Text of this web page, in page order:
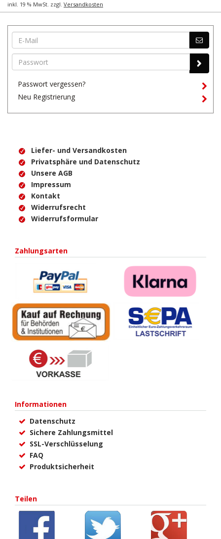
inkl. 19 % MwSt. zzgl. Versandkosten
Passwort vergessen?
Neu Registrierung
Liefer- und Versandkosten
Privatsphäre und Datenschutz
Unsere AGB
Impressum
Kontakt
Widerrufsrecht
Widerrufsformular
Zahlungsarten
Informationen
Datenschutz
Sichere Zahlungsmittel
SSL-Verschlüsselung
FAQ
Produktsicherheit
Teilen